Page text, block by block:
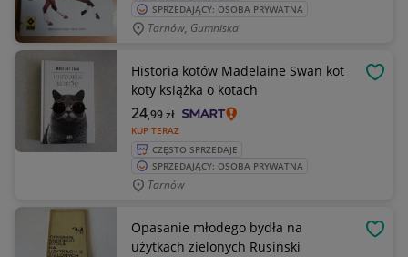
SPRZEDAJĄCY: OSOBA PRYWATNA
Tarnów, Gumniska
Historia kotów Madelaine Swan kot
koty książka o kotach
KUP TERAZ
24,99zł
CZĘSTO SPRZEDAJE
SPRZEDAJĄCY: OSOBA PRYWATNA
Tarnów
Opasanie młodego bydła na
użytkach zielonych Rusiński